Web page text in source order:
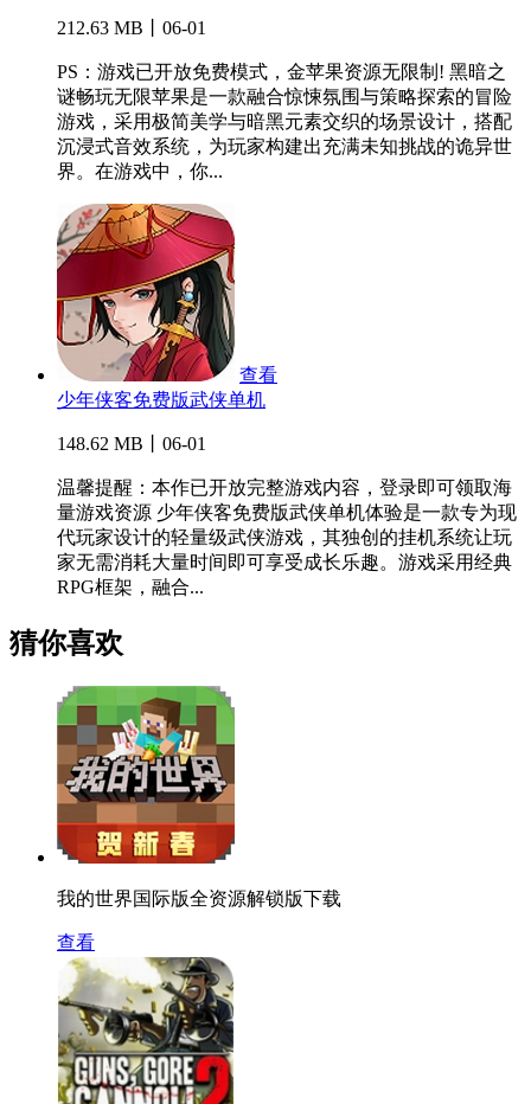
212.63 MB丨06-01
PS：游戏已开放免费模式，金苹果资源无限制! 黑暗之
谜畅玩无限苹果是一款融合惊悚氛围与策略探索的冒险
游戏，采用极简美学与暗黑元素交织的场景设计，搭配
沉浸式音效系统，为玩家构建出充满未知挑战的诡异世
界。在游戏中，你...
查看
少年侠客免费版武侠单机
148.62 MB丨06-01
温馨提醒：本作已开放完整游戏内容，登录即可领取海
量游戏资源 少年侠客免费版武侠单机体验是一款专为现
代玩家设计的轻量级武侠游戏，其独创的挂机系统让玩
家无需消耗大量时间即可享受成长乐趣。游戏采用经典
RPG框架，融合...
猜你喜欢
我的世界国际版全资源解锁版下载
查看